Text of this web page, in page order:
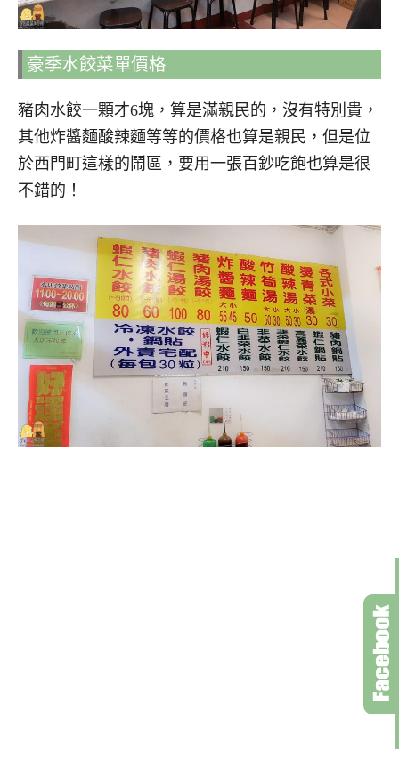
豪季水餃菜單價格
豬肉水餃一顆才6塊，算是滿親民的，沒有特別貴，
其他炸醬麵酸辣麵等等的價格也算是親民，但是位
於西門町這樣的鬧區，要用一張百鈔吃飽也算是很
不錯的！